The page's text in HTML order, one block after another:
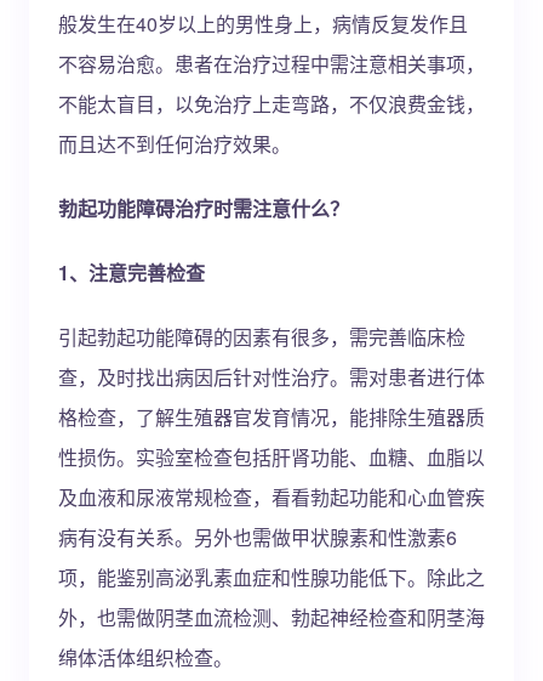
般发生在40岁以上的男性身上，病情反复发作且
不容易治愈。患者在治疗过程中需注意相关事项，
不能太盲目，以免治疗上走弯路，不仅浪费金钱，
而且达不到任何治疗效果。
勃起功能障碍治疗时需注意什么？
1、注意完善检查
引起勃起功能障碍的因素有很多，需完善临床检
查，及时找出病因后针对性治疗。需对患者进行体
格检查，了解生殖器官发育情况，能排除生殖器质
性损伤。实验室检查包括肝肾功能、血糖、血脂以
及血液和尿液常规检查，看看勃起功能和心血管疾
病有没有关系。另外也需做甲状腺素和性激素6
项，能鉴别高泌乳素血症和性腺功能低下。除此之
外，也需做阴茎血流检测、勃起神经检查和阴茎海
绵体活体组织检查。